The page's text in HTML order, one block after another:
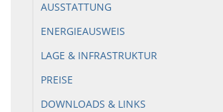
AUSSTATTUNG
ENERGIEAUSWEIS
LAGE & INFRASTRUKTUR
PREISE
DOWNLOADS & LINKS